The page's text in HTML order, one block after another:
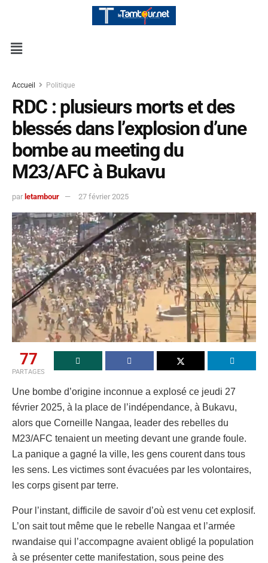
Accueil Politique
RDC : plusieurs morts et des
blessés dans l’explosion d’une
bombe au meeting du
M23/AFC à Bukavu
par letambour 27 février 2025
77
PARTAGES
Une bombe d’origine inconnue a explosé ce jeudi 27
février 2025, à la place de l’indépendance, à Bukavu,
alors que Corneille Nangaa, leader des rebelles du
M23/AFC tenaient un meeting devant une grande foule.
La panique a gagné la ville, les gens courent dans tous
les sens. Les victimes sont évacuées par les volontaires,
les corps gisent par terre.
Pour l’instant, difficile de savoir d’où est venu cet explosif.
L’on sait tout même que le rebelle Nangaa et l’armée
rwandaise qui l’accompagne avaient obligé la population
à se présenter cette manifestation, sous peine des